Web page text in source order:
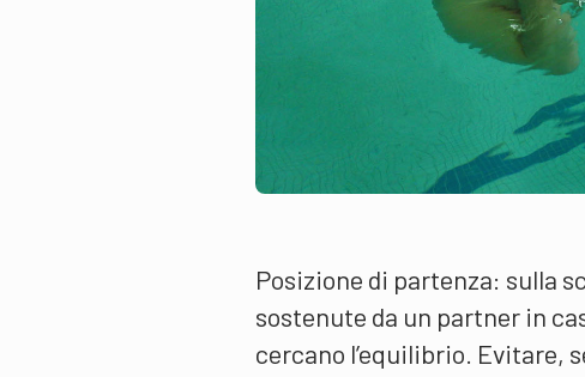
Posizione di partenza: sulla
sostenute da un partner in
cercano l’equilibrio. Evitare,